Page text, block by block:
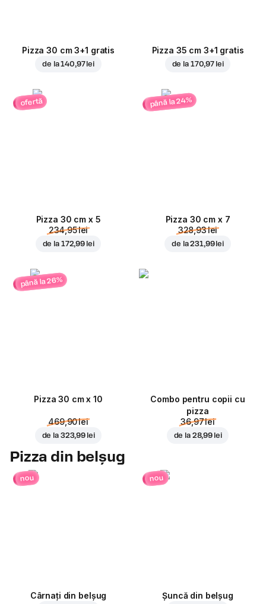
Pizza 30 cm 3+1 gratis
de la140,97 lei
Pizza 35 cm 3+1 gratis
de la 170,97 lei
ofertă
Pizza 30 cm x 5
234,95 lei
de la 172,99 lei
până la 24%
Pizza 30 cm x 7
328,93 lei
de la231,99 lei
până la 26%
Pizza 30 cm x 10
469,90 lei
de la 323,99 lei
Combo pentru copii cu
pizza
36,97 lei
de la 28,99 lei
Pizza din belșug
nou
Cârnați din belșug
nou
Șuncă din belșug